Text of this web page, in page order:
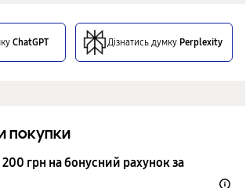
ChatGPT Дізнатись думку Perplexity
покупки
грн на бонусний рахунок за